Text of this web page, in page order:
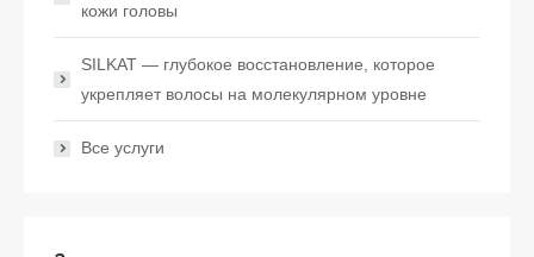
кожи головы
SILKAT — глубокое восстановление, которое
укрепляет волосы на молекулярном уровне
Все услуги